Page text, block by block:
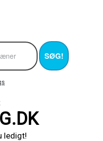
SØG!